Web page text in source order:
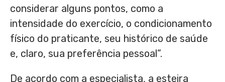
considerar alguns pontos, como a
intensidade do exercício, o condicionamento
físico do praticante, seu histórico de saúde
e, claro, sua preferência pessoal”.
De acordo com a especialista, a esteira